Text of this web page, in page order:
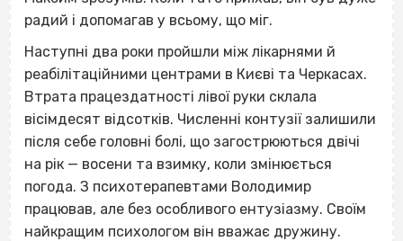
радий і допомагав у всьому, що міг.
Наступні два роки пройшли між лікарнями й
реабілітаційними центрами в Києві та Черкасах.
Втрата працездатності лівої руки склала
вісімдесят відсотків. Численні контузії залишили
після себе головні болі, що загострюються двічі
на рік — восени та взимку, коли змінюється
погода. З психотерапевтами Володимир
працював, але без особливого ентузіазму. Своїм
найкращим психологом він вважає дружину.